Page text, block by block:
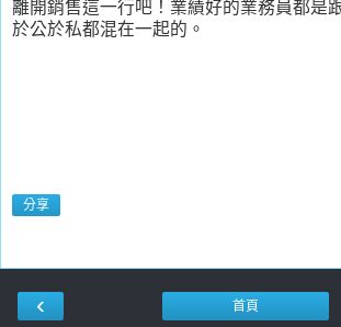
離開銷售這一行吧！業績好的業務員都是
於公於私都混在一起的。
分享
‹ 首頁